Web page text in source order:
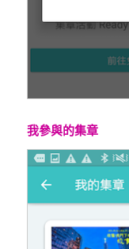
我參與的集章